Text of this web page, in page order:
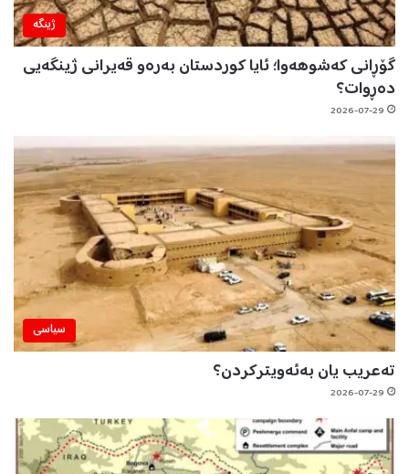
ژینگه‌
گۆڕانی کەشوهەوا؛ ئایا کوردستان بەرەو قەیرانی ژینگەیی
دەڕوات؟
2026-07-29
سیاسی
تەعریب یان بەئەویترکردن؟
2026-07-29